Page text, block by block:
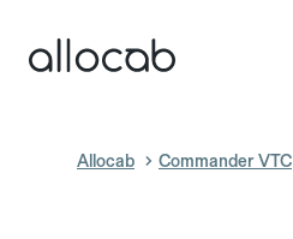
Allocab Commander VTC